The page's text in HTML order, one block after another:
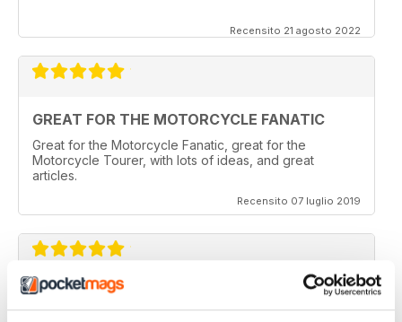
Recensito 21 agosto 2022
GREAT FOR THE MOTORCYCLE FANATIC
Great for the Motorcycle Fanatic, great for the
Motorcycle Tourer, with lots of ideas, and great
articles.
Recensito 07 luglio 2019
GREAT MAGAZINE